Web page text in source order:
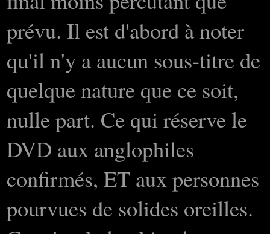
prévu. Il est d'abord à noter
qu'il n'y a aucun sous-titre de
quelque nature que ce soit,
nulle part. Ce qui réserve le
DVD aux anglophiles
confirmés, ET aux personnes
pourvues de solides oreilles.